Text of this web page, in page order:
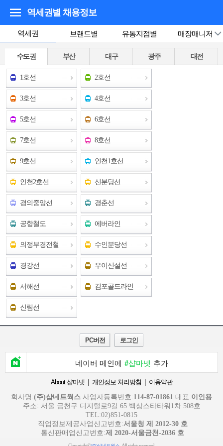
역세권별 채용정보
역세권 브랜드별 유통지점별 매장매니저
수도권 부산 대구 광주 대전
1호선 2호선
3호선 4호선
5호선 6호선
7호선 8호선
9호선 인천1호선
인천2호선 신분당선
경의중앙선 경춘선
공항철도 에버라인
의정부경전철 수인분당선
경강선 우이신설선
서해선 김포골드라인
신림선
PC버전 로그인
네이버 메인에 #샵마넷 추가
About 샵마넷 | 개인정보 처리방침 | 이용약관
회사명:(주)샵네트웍스 사업자등록번호:114-87-01861 대표:이인용
주소: 서울 금천구 디지털로9길 65 백상스타타워1차 508호
TEL:02)851-0815
직업정보제공사업신고번호:서울청 제 2012-30 호
통신판매업신고번호:제 2020-서울금천-2036 호